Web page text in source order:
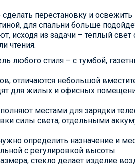
перестановку и освежить
для спальни больше
исходя из задачи – теплый свет
чтения.
любого стиля – с тумбой,
отличаются небольшой
для жилых и офисных
местами для зарядки
силы света, отдельными
определить назначение и
с регулировкой высоты.
стекло делает изделие